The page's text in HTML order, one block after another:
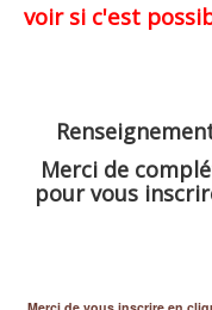
voir si c'est
Merci de
pour vous